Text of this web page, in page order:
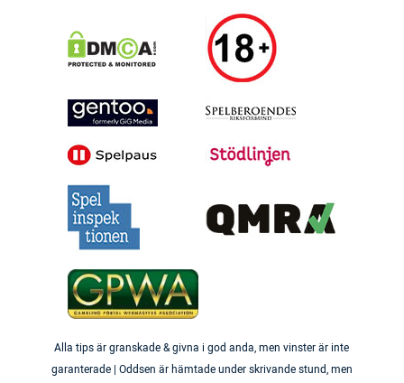
Alla tips är granskade & givna i god anda, men vinster är inte
garanterade | Oddsen är hämtade under skrivande stund, men